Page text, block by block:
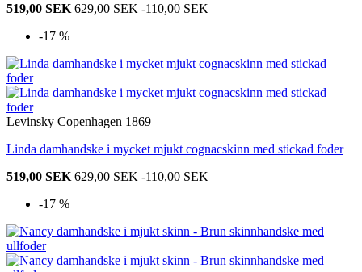
519,00 SEK 629,00 SEK -110,00 SEK
-17 %
Levinsky Copenhagen 1869
Linda damhandske i mycket mjukt cognacskinn med stickad foder
519,00 SEK 629,00 SEK -110,00 SEK
-17 %